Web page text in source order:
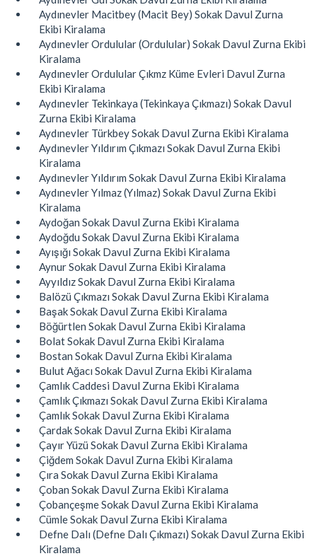
Aydınevler Macitbey (Macit Bey) Sokak Davul Zurna
Ekibi Kiralama
Aydınevler Ordulular (Ordulular) Sokak Davul Zurna Ekibi
Kiralama
Aydınevler Ordulular Çıkmz Küme Evleri Davul Zurna
Ekibi Kiralama
Aydınevler Tekinkaya (Tekinkaya Çıkmazı) Sokak Davul
Zurna Ekibi Kiralama
Aydınevler Türkbey Sokak Davul Zurna Ekibi Kiralama
Aydınevler Yıldırım Çıkmazı Sokak Davul Zurna Ekibi
Kiralama
Aydınevler Yıldırım Sokak Davul Zurna Ekibi Kiralama
Aydınevler Yılmaz (Yılmaz) Sokak Davul Zurna Ekibi
Kiralama
Aydoğan Sokak Davul Zurna Ekibi Kiralama
Aydoğdu Sokak Davul Zurna Ekibi Kiralama
Ayışığı Sokak Davul Zurna Ekibi Kiralama
Aynur Sokak Davul Zurna Ekibi Kiralama
Ayyıldız Sokak Davul Zurna Ekibi Kiralama
Balözü Çıkmazı Sokak Davul Zurna Ekibi Kiralama
Başak Sokak Davul Zurna Ekibi Kiralama
Böğürtlen Sokak Davul Zurna Ekibi Kiralama
Bolat Sokak Davul Zurna Ekibi Kiralama
Bostan Sokak Davul Zurna Ekibi Kiralama
Bulut Ağacı Sokak Davul Zurna Ekibi Kiralama
Çamlık Caddesi Davul Zurna Ekibi Kiralama
Çamlık Çıkmazı Sokak Davul Zurna Ekibi Kiralama
Çamlık Sokak Davul Zurna Ekibi Kiralama
Çardak Sokak Davul Zurna Ekibi Kiralama
Çayır Yüzü Sokak Davul Zurna Ekibi Kiralama
Çiğdem Sokak Davul Zurna Ekibi Kiralama
Çıra Sokak Davul Zurna Ekibi Kiralama
Çoban Sokak Davul Zurna Ekibi Kiralama
Çobançeşme Sokak Davul Zurna Ekibi Kiralama
Cümle Sokak Davul Zurna Ekibi Kiralama
Defne Dalı (Defne Dalı Çıkmazı) Sokak Davul Zurna Ekibi
Kiralama